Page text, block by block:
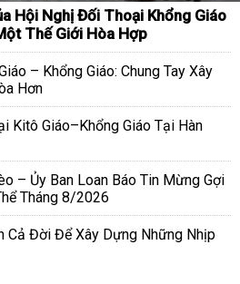
Hội Nghị Đối Thoại Khổng Giáo
Thế Giới Hòa Hợp
– Khổng Giáo: Chung Tay Xây
Hơn
Kitô Giáo–Khổng Giáo Tại Hàn
– Ủy Ban Loan Báo Tin Mừng Gợi
Tháng 8/2026
Cả Đời Để Xây Dựng Những Nhịp